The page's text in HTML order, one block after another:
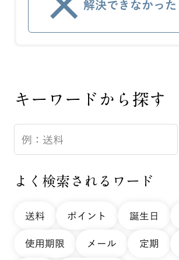
解決できなかった
キーワードから探す
よく検索されるワード
送料 ポイント 誕生日
使用期限 メール 定期